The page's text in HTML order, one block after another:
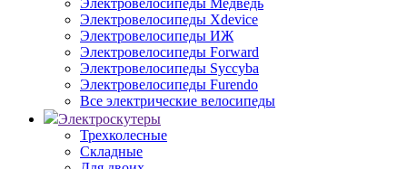
Электровелосипеды Медведь
Электровелосипеды Xdevice
Электровелосипеды ИЖ
Электровелосипеды Forward
Электровелосипеды Syccyba
Электровелосипеды Furendo
Все электрические велосипеды
Электроскутеры
Трехколесные
Складные